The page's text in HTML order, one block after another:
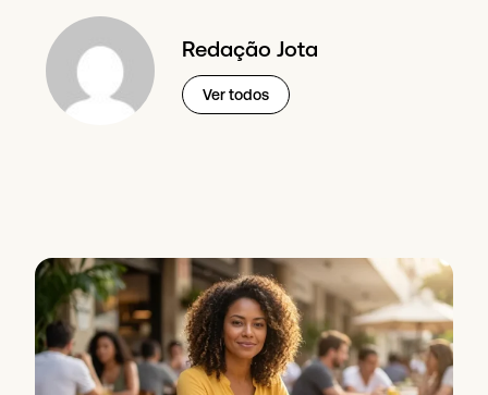
Redação Jota
Ver todos